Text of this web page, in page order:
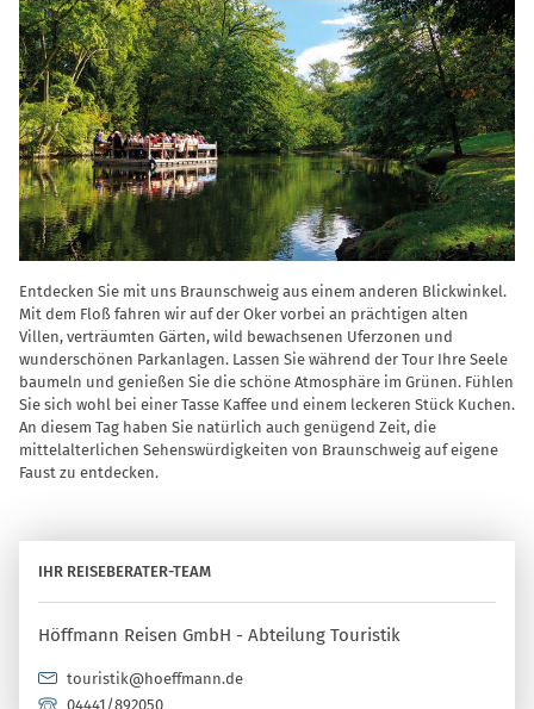
Entdecken Sie mit uns Braunschweig aus einem anderen Blickwinkel.
Mit dem Floß fahren wir auf der Oker vorbei an prächtigen alten
Villen, verträumten Gärten, wild bewachsenen Uferzonen und
wunderschönen Parkanlagen. Lassen Sie während der Tour Ihre Seele
baumeln und genießen Sie die schöne Atmosphäre im Grünen. Fühlen
Sie sich wohl bei einer Tasse Kaffee und einem leckeren Stück Kuchen.
An diesem Tag haben Sie natürlich auch genügend Zeit, die
mittelalterlichen Sehenswürdigkeiten von Braunschweig auf eigene
Faust zu entdecken.
IHR REISEBERATER-TEAM
Höffmann Reisen GmbH - Abteilung Touristik
touristik@hoeffmann.de
04441/892050